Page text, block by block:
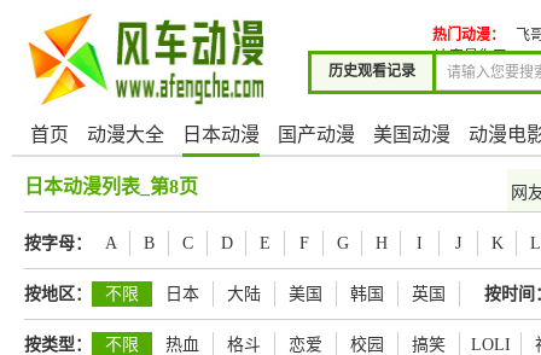
历史观看记录
热门动漫：
飞
决定是你了!
首页 动漫大全 日本动漫 国产动漫 美国动漫 动漫电
日本动漫列表_第8页 网
按字母： A B C D E F G H I J K L
按地区： 不限 日本 大陆 美国 韩国 英国 按时间
按类型： 不限 热血 格斗 恋爱 校园 搞笑 LOLI